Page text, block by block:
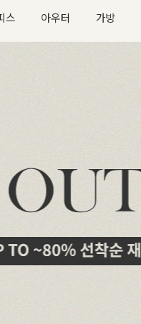
스 아우터 가방